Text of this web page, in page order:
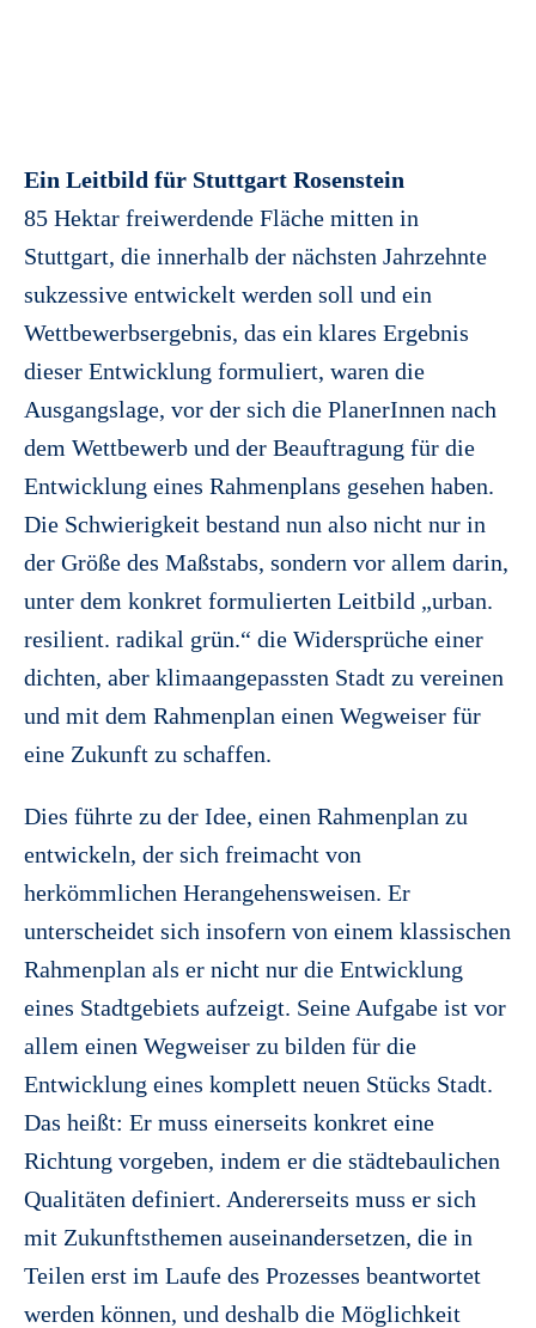
Ein Leitbild für Stuttgart Rosenstein
85 Hektar freiwerdende Fläche mitten in
Stuttgart, die innerhalb der nächsten Jahrzehnte
sukzessive entwickelt werden soll und ein
Wettbewerbsergebnis, das ein klares Ergebnis
dieser Entwicklung formuliert, waren die
Ausgangslage, vor der sich die PlanerInnen nach
dem Wettbewerb und der Beauftragung für die
Entwicklung eines Rahmenplans gesehen haben.
Die Schwierigkeit bestand nun also nicht nur in
der Größe des Maßstabs, sondern vor allem darin,
unter dem konkret formulierten Leitbild „urban.
resilient. radikal grün.“ die Widersprüche einer
dichten, aber klimaangepassten Stadt zu vereinen
und mit dem Rahmenplan einen Wegweiser für
eine Zukunft zu schaffen.
Dies führte zu der Idee, einen Rahmenplan zu
entwickeln, der sich freimacht von
herkömmlichen Herangehensweisen. Er
unterscheidet sich insofern von einem klassischen
Rahmenplan als er nicht nur die Entwicklung
eines Stadtgebiets aufzeigt. Seine Aufgabe ist vor
allem einen Wegweiser zu bilden für die
Entwicklung eines komplett neuen Stücks Stadt.
Das heißt: Er muss einerseits konkret eine
Richtung vorgeben, indem er die städtebaulichen
Qualitäten definiert. Andererseits muss er sich
mit Zukunftsthemen auseinandersetzen, die in
Teilen erst im Laufe des Prozesses beantwortet
werden können, und deshalb die Möglichkeit